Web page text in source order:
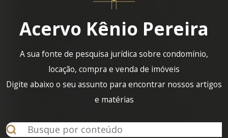
Acervo Kênio Pereira
A sua fonte de pesquisa jurídica sobre condomínio,
locação, compra e venda de imóveis
Digite abaixo o seu assunto para encontrar nossos artigos
e matérias